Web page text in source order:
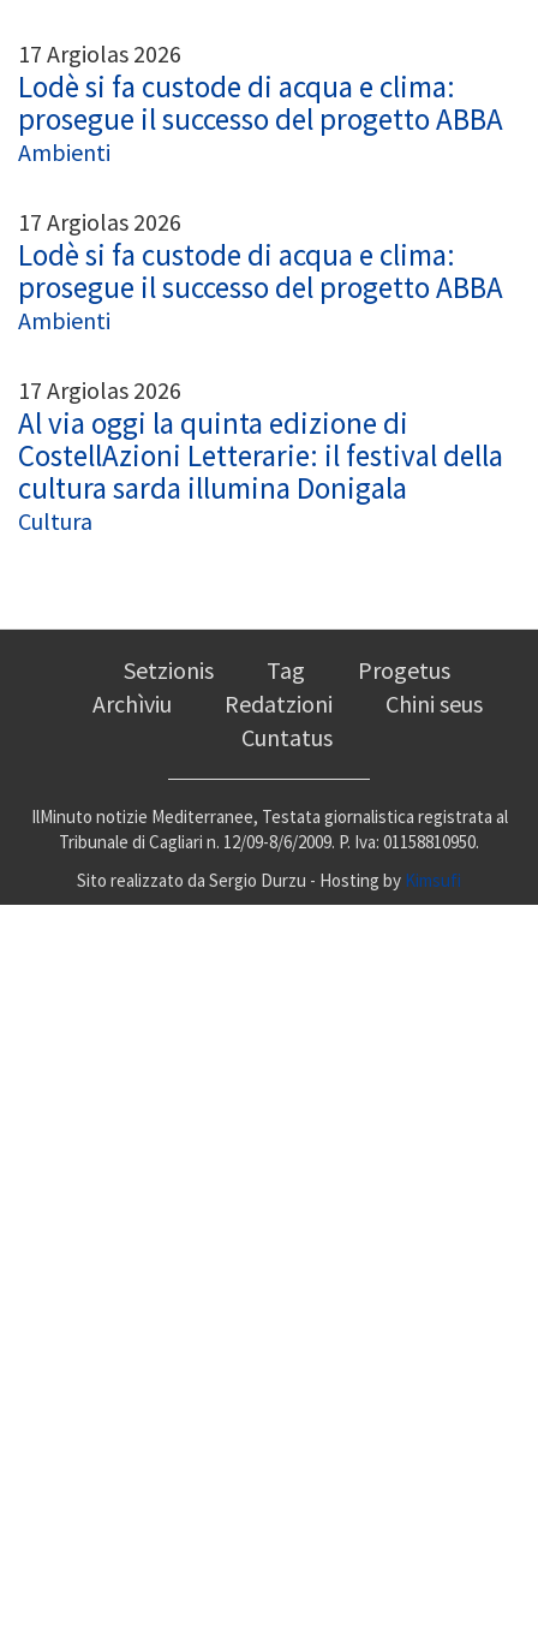
17 Argiolas 2026
Lodè si fa custode di acqua e clima:
prosegue il successo del progetto ABBA
Ambienti
17 Argiolas 2026
Lodè si fa custode di acqua e clima:
prosegue il successo del progetto ABBA
Ambienti
17 Argiolas 2026
Al via oggi la quinta edizione di
CostellAzioni Letterarie: il festival della
cultura sarda illumina Donigala
Cultura
Setzionis Tag
Progetus
Archìviu
Redatzioni
Chini seus
Cuntatus
IlMinuto notizie Mediterranee, Testata giornalistica registrata al
Tribunale di Cagliari n. 12/09-8/6/2009. P. Iva: 01158810950.
Sito realizzato da Sergio Durzu - Hosting by Kimsufi